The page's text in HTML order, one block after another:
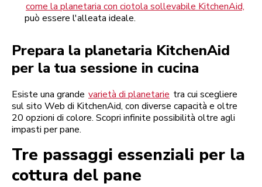
come la planetaria con ciotola sollevabile KitchenAid,
può essere l'alleata ideale.
Prepara la planetaria KitchenAid
per la tua sessione in cucina
Esiste una grande varietà di planetarie tra cui scegliere
sul sito Web di KitchenAid, con diverse capacità e oltre
20 opzioni di colore. Scopri infinite possibilità oltre agli
impasti per pane.
Tre passaggi essenziali per la
cottura del pane